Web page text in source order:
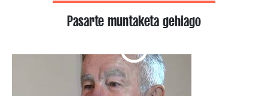
Pasarte muntaketa gehiago